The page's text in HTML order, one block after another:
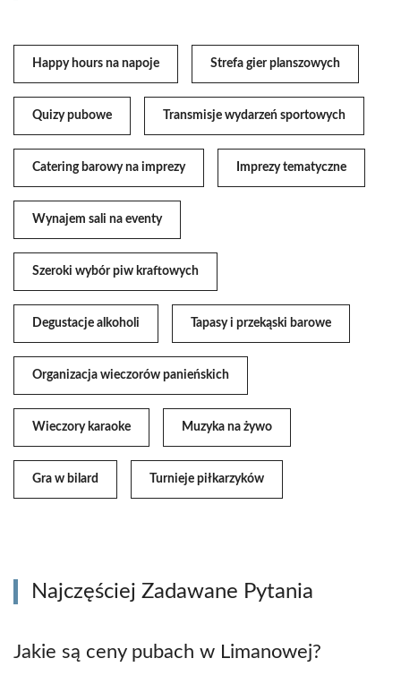
Happy hours na napoje Strefa gier planszowych
Quizy pubowe Transmisje wydarzeń sportowych
Catering barowy na imprezy Imprezy tematyczne
Wynajem sali na eventy
Szeroki wybór piw kraftowych
Degustacje alkoholi Tapasy i przekąski barowe
Organizacja wieczorów panieńskich
Wieczory karaoke Muzyka na żywo
Gra w bilard Turnieje piłkarzyków
Najczęściej Zadawane Pytania
Jakie są ceny pubach w Limanowej?